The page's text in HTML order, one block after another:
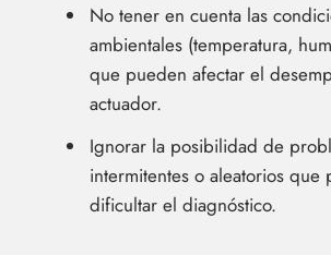
No tener en cuenta las
ambientales (temperatura,
que pueden afectar el
actuador.
Ignorar la posibilidad de
intermitentes o aleatorios que
dificultar el diagnóstico.